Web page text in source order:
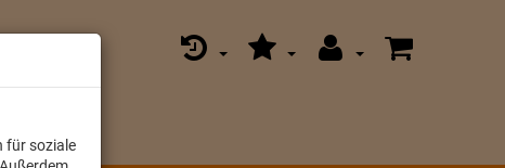
für soziale